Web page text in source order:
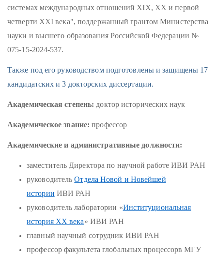
системах международных отношений XIX, XX и первой
четверти XXI века", поддержанный грантом Министерства
науки и высшего образования Российской Федерации №
075-15-2024-537.
Также под его руководством подготовлены и защищены 17
кандидатских и 3 докторских диссертации.
Академическая степень: доктор исторических наук
Академическое звание: профессор
Академические и административные должности:
заместитель Директора по научной работе ИВИ РАН
руководительОтдела Новой и Новейшей
истории ИВИ РАН
руководитель лаборатории «Институциональная
история ХХ века» ИВИ РАН
главный научный сотрудник ИВИ РАН
профессор факультета глобальных процессорв МГУ